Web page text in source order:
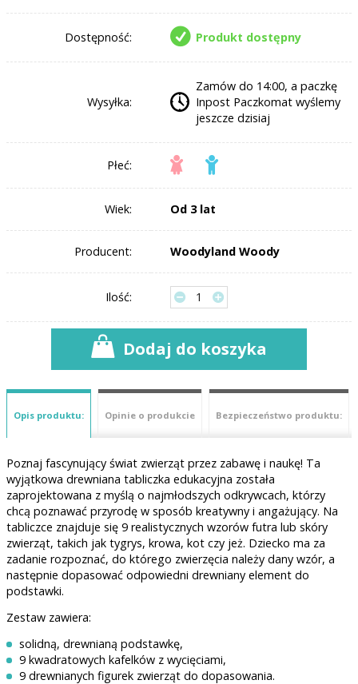
Dostępność: Produkt dostępny
Wysyłka:
Zamów do 14:00, a paczkę
Inpost Paczkomat wyślemy
jeszcze dzisiaj
Płeć:
Wiek: Od 3 lat
Producent: Woodyland Woody
Ilość:
Dodaj do koszyka
Opis produktu: Opinie o produkcie Bezpieczeństwo produktu:
Poznaj fascynujący świat zwierząt przez zabawę i naukę! Ta
wyjątkowa drewniana tabliczka edukacyjna została
zaprojektowana z myślą o najmłodszych odkrywcach, którzy
chcą poznawać przyrodę w sposób kreatywny i angażujący. Na
tabliczce znajduje się 9 realistycznych wzorów futra lub skóry
zwierząt, takich jak tygrys, krowa, kot czy jeż. Dziecko ma za
zadanie rozpoznać, do którego zwierzęcia należy dany wzór, a
następnie dopasować odpowiedni drewniany element do
podstawki.
Zestaw zawiera:
solidną, drewnianą podstawkę,
9 kwadratowych kafelków z wycięciami,
9 drewnianych figurek zwierząt do dopasowania.